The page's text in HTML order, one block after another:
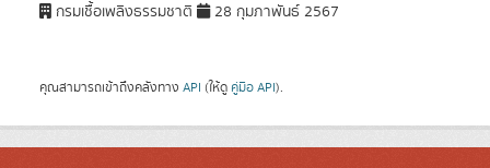
กรมเชื้อเพลิงธรรมชาติ 28 กุมภาพันธ์ 2567
คุณสามารถเข้าถึงคลังทาง API (ให้ดู คู่มือ API).